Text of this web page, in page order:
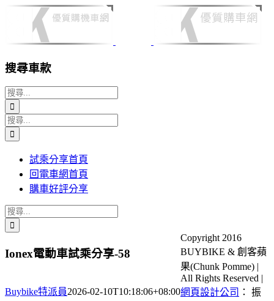
Skip
搜尋車款
搜
索
結
果：
搜
索
試乘分享首頁
回電車網首頁
購車好評分享
搜
索
果：
Ionex電動車試乘分享-58
Buybike特派員2026-02-10T10:18:06+08:00
Copyright 2016
BUYBIKE & 創客蘋
果(Chunk Pomme) |
All Rights Reserved |
網頁設計公司 ： 振